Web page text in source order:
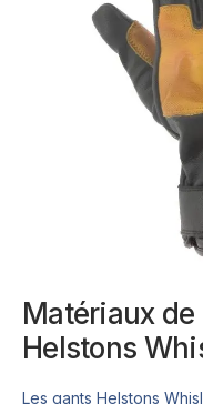
Matériaux
Helstons
Les gants Helstons